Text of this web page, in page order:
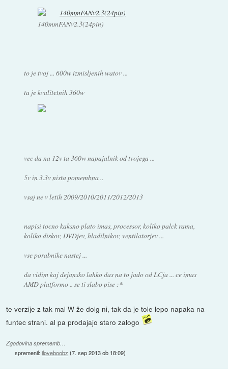
140mmFANv2.3(24pin)
to je tvoj ... 600w izmisljenih watov ...
ta je kvalitetnih 360w
vec da na 12v ta 360w napajalnik od tvojega ...
5v in 3.3v nista pomembna ..
vsaj ne v letih 2009/2010/2011/2012/2013
napisi tocno kaksno plato imas, processor, koliko palck rama,
koliko diskov, DVDjev, hladilnikov, ventilatorjev ...
vse porabnike nastej ...
da vidim kaj dejansko lahko das na to jado od LCja ... ce imas
AMD platformo .. se ti slabo pise :*
te verzije z tak mal W že dolg ni, tak da je tole lepo napaka na
funtec strani. al pa prodajajo staro zalogo
Zgodovina sprememb…
spremenil:iloveboobz (7. sep 2013 ob 18:09)